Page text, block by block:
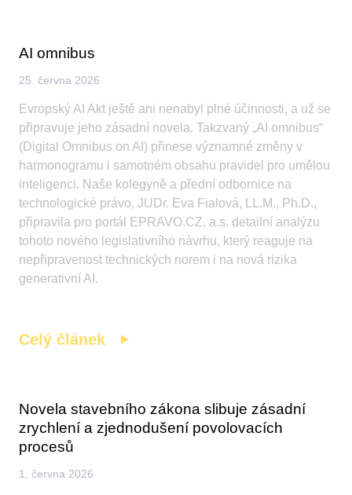
AI omnibus
25. června 2026
Evropský AI Akt ještě ani nenabyl plné účinnosti, a už se
připravuje jeho zásadní novela. Takzvaný „AI omnibus“
(Digital Omnibus on AI) přinese významné změny v
harmonogramu i samotném obsahu pravidel pro umělou
inteligenci. Naše kolegyně a přední odbornice na
technologické právo, JUDr. Eva Fialová, LL.M., Ph.D.,
připravila pro portál EPRAVO.CZ, a.s. detailní analýzu
tohoto nového legislativního návrhu, který reaguje na
nepřipravenost technických norem i na nová rizika
generativní AI.
Celý článek
Novela stavebního zákona slibuje zásadní
zrychlení a zjednodušení povolovacích
procesů
1. června 2026